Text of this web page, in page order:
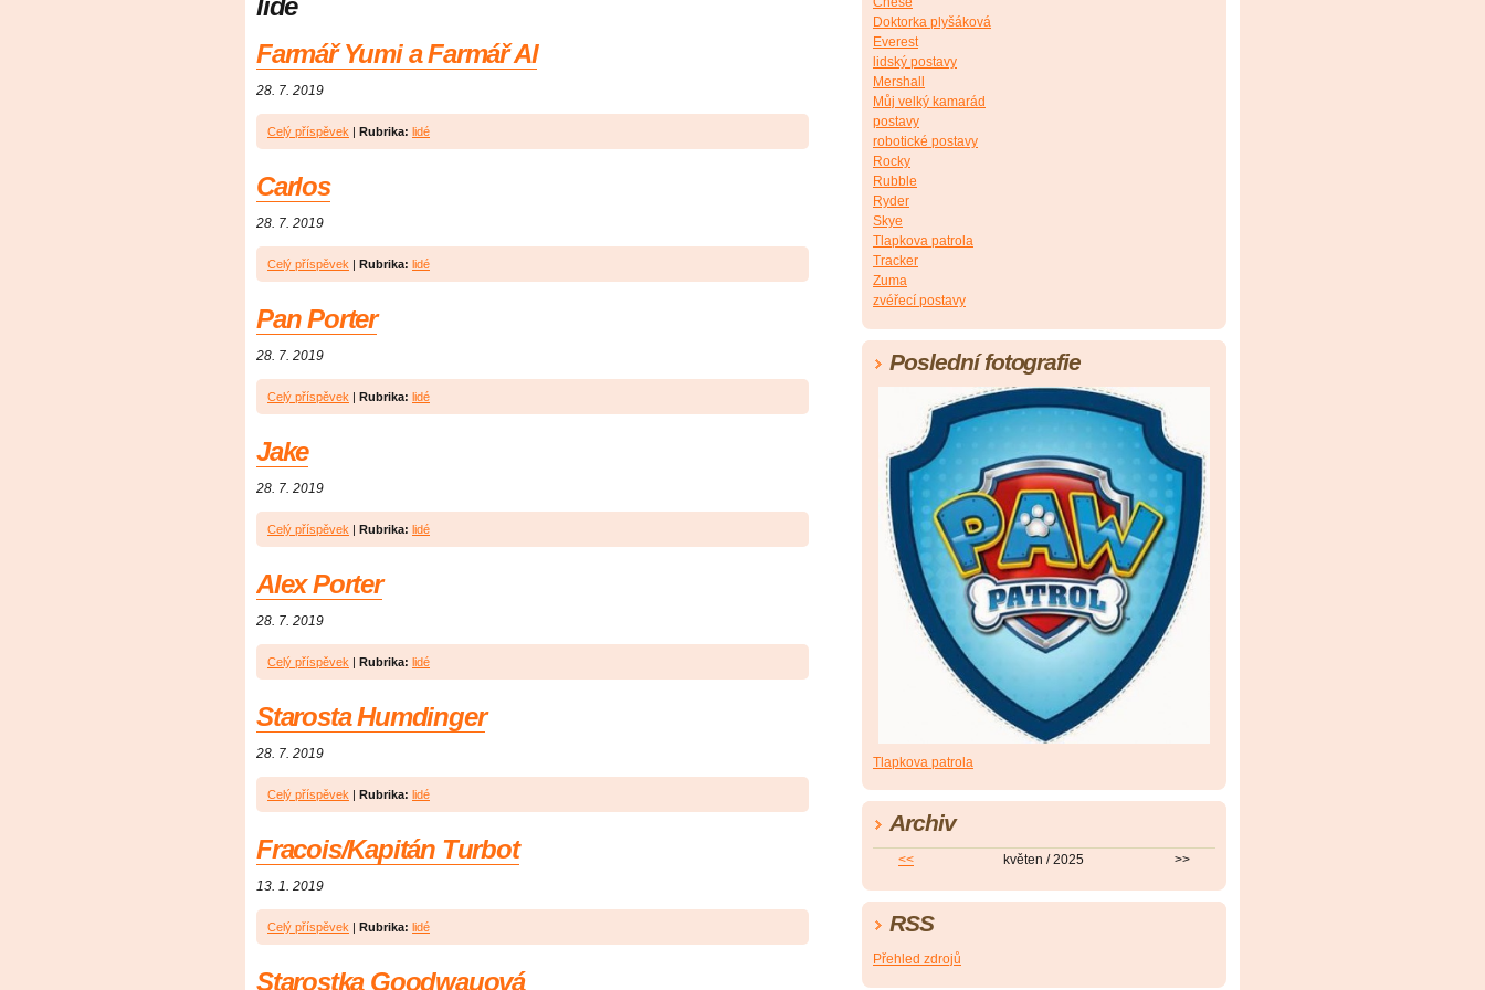
lidé
Farmář Yumi a Farmář Al
28. 7. 2019
Celý příspěvek | Rubrika: lidé
Carlos
28. 7. 2019
Celý příspěvek | Rubrika: lidé
Pan Porter
28. 7. 2019
Celý příspěvek | Rubrika: lidé
Jake
28. 7. 2019
Celý příspěvek | Rubrika: lidé
Alex Porter
28. 7. 2019
Celý příspěvek | Rubrika: lidé
Starosta Humdinger
28. 7. 2019
Celý příspěvek | Rubrika: lidé
Fracois/Kapitán Turbot
13. 1. 2019
Celý příspěvek | Rubrika: lidé
Starostka Goodwauová
Doktorka plyšáková
Everest
lidský postavy
Mershall
Můj velký kamarád
postavy
robotické postavy
Rocky
Rubble
Ryder
Skye
Tlapkova patrola
Tracker
Zuma
zvéřecí postavy
Poslední fotografie
Tlapkova patrola
Archiv
<< květen / 2025 >>
RSS
Přehled zdrojů